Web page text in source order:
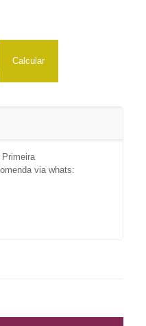
Calcular
via whats: